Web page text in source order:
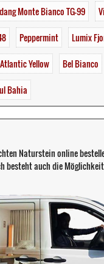
Monte Bianco TG-99
Peppermint Lumix
Atlantic Yellow Bel Bianco
Bahia
Naturstein online
besteht auch die